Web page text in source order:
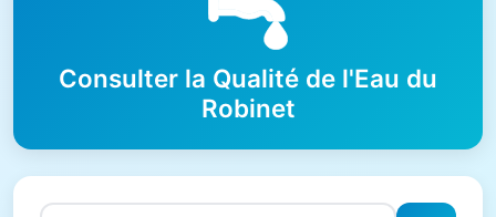
Consulter la Qualité de l'Eau du
Robinet